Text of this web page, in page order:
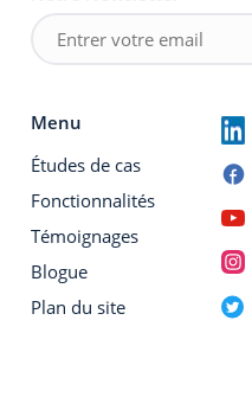
Menu
Études de cas
Fonctionnalités
Témoignages
Blogue
Plan du site